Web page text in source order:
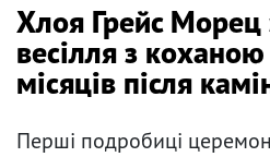
Хлоя Грейс Морец
весілля з
місяців після
Перші подробиці